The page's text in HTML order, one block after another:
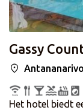
Gassy
Antananarivo
Het hotel biedt